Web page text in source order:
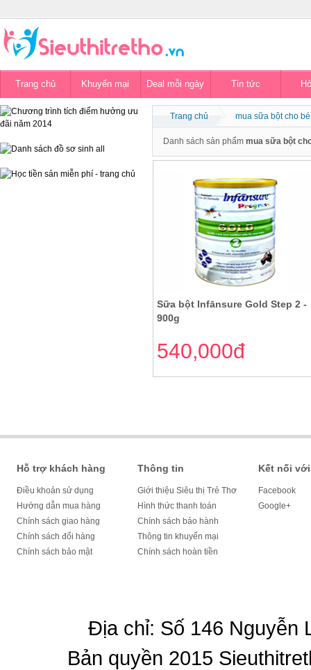
Trang chủ Khuyến mại Deal mỗi ngày Tin tức
Trang chủ mua sữa bột cho
Danh sách sản phẩm mua sữa bột
Sữa bột Infānsure Gold Step 2 -
900g
540,000đ
Hỗ trợ khách hàng
Điều khoản sử dụng
Hướng dẫn mua hàng
Chính sách giao hàng
Chính sách đổi hàng
Chính sách bảo mật
Thông tin
Giới thiệu Siêu thị Trẻ Thơ
Hình thức thanh toán
Chính sách bảo hành
Thông tin khuyến mại
Chính sách hoàn tiền
Kết nối
Facebook
Google+
Địa chỉ: Số 146 Nguyễn
Bản quyền 2015